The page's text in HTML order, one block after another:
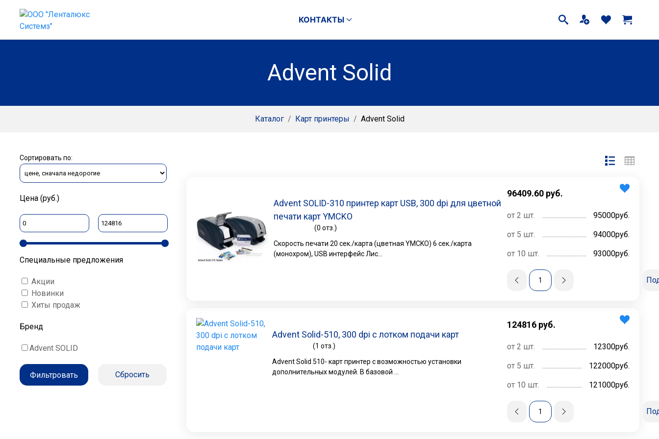
КОНТАКТЫ
Advent Solid
Каталог / Карт принтеры / Advent Solid
Сортировать по:
Цена (руб.)
Специальные предложения
Акции
Новинки
Хиты продаж
Бренд
Advent SOLID
Cбросить
Advent SOLID-310 принтер карт USB, 300 dpi для цветной
печати карт YMCKO
(0 отз.)
Скорость печати 20 сек./карта (цветная YMCKO) 6 сек./карта
(монохром), USB интерфейс Лис...
96409.60 руб.
от 2 шт. 95000руб.
от 5 шт. 94000руб.
от 10 шт. 93000руб.
Advent Solid-510, 300 dpi с лотком подачи карт
(1 отз.)
Advent Solid 510- карт принтер с возможностью установки
дополнительных модулей. В базовой ...
124816 руб.
от 2 шт. 12300руб.
от 5 шт. 122000руб.
от 10 шт. 121000руб.